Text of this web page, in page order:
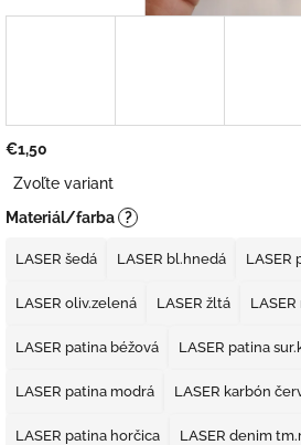
€1,50
cena:
Zvoľte variant
Materiál/farba ?
LASER šedá LASER bl.hnedá LASER
LASER oliv.zelená LASER žltá
LASER patina béžová LASER patina
LASER patina modrá LASER karbón
LASER patina horčica LASER denim